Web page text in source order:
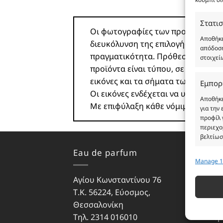
για την
προφίλ
που
Manage
Οι φωτογραφίες των προϊόντων
διευκόλυνση της επιλογής σας.
πραγματικότητα. Πρόθεση της
προϊόντα είναι τύπου, σε χύμα
εικόνες και τα σήματα των
Οι εικόνες ενδέχεται να
Με επιφύλαξη κάθε νόμιμου
Eau de parfum
Αγίου Κωνσταντίνου 76
Τ.Κ. 56224, Εύοσμος,
Θεσσαλονίκη
Τηλ. 2314 016010